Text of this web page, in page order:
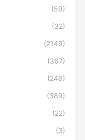
(59)
(32)
(2149)
(367)
(246)
(389)
(22)
(3)